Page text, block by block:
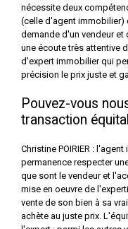
nécessite deux
(celle d'agent immobilier)
demande d'un vendeur et
une écoute très attentive
d'expert immobilier qui
précision le prix juste et
Pouvez-vous
transaction
Christine POIRIER :
permanence respecter
que sont le vendeur et
mise en oeuvre de
vente de son bien à sa
achète au juste prix.